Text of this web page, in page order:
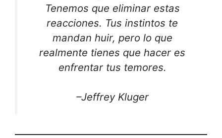
Tenemos que eliminar estas
reacciones. Tus instintos te
mandan huir, pero lo que
realmente tienes que hacer es
enfrentar tus temores.
–Jeffrey Kluger